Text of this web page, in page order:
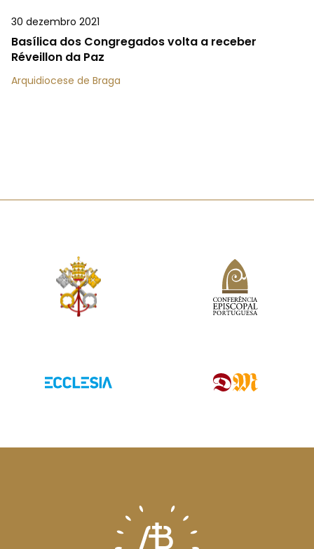
30 dezembro 2021
Basílica dos Congregados volta a receber
Réveillon da Paz
Arquidiocese de Braga